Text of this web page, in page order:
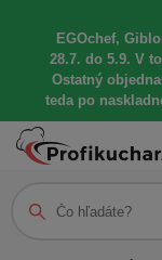
EGOchef,
28.7. do 5.9. V
Ostatný
teda po